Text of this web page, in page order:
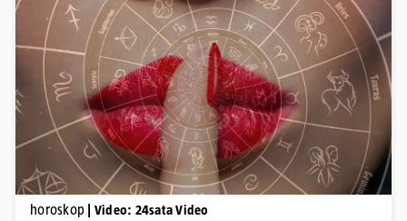
Pokretanje videa...
horoskop | Video: 24sata Video